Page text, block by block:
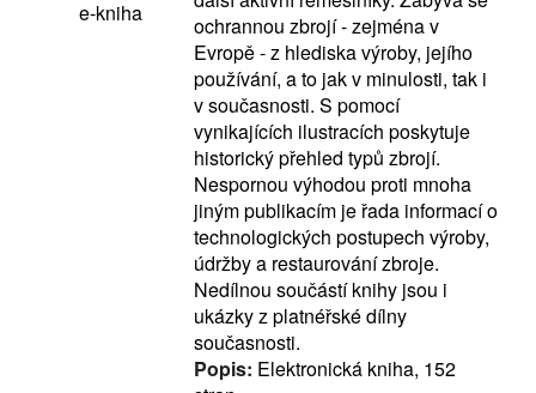
e-kniha
ochrannou zbrojí - zejména v
Evropě - z hlediska výroby, jejího
používání, a to jak v minulosti, tak i
v současnosti. S pomocí
vynikajících ilustracích poskytuje
historický přehled typů zbrojí.
Nespornou výhodou proti mnoha
jiným publikacím je řada informací o
technologických postupech výroby,
údržby a restaurování zbroje.
Nedílnou součástí knihy jsou i
ukázky z platnéřské dílny
současnosti.
Popis: Elektronická kniha, 152